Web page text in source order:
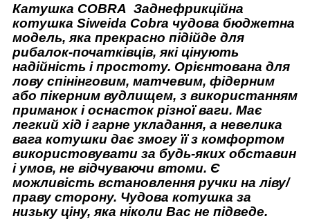
Катушка COBRA Заднефрикційна
котушка Siweida Cobra чудова бюджетна
модель, яка прекрасно підійде для
рибалок-початківців, які цінують
надійність і простоту. Орієнтована для
лову спінінговим, матчевим, фідерним
або пікерним вудлищем, з використанням
приманок і оснасток різної ваги. Має
легкий хід і гарне укладання, а невелика
вага котушки дає змогу її з комфортом
використовувати за будь-яких обставин
і умов, не відчуваючи втоми. Є
можливість встановлення ручки на ліву/
праву сторону. Чудова котушка за
низьку ціну, яка ніколи Вас не підведе.